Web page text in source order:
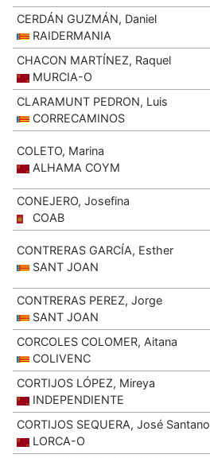
CERDÁN GUZMÁN, Daniel
RAIDERMANIA
CHACON MARTÍNEZ, Raquel
MURCIA-O
CLARAMUNT PEDRON, Luis
CORRECAMINOS
COLETO, Marina
ALHAMA COYM
CONEJERO, Josefina
COAB
CONTRERAS GARCÍA, Esther
SANT JOAN
CONTRERAS PEREZ, Jorge
SANT JOAN
CORCOLES COLOMER, Aitana
COLIVENC
CORTIJOS LÓPEZ, Mireya
INDEPENDIENTE
CORTIJOS SEQUERA, José Santano
LORCA-O